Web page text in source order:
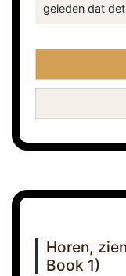
geleden dat
Horen,
Book 1)